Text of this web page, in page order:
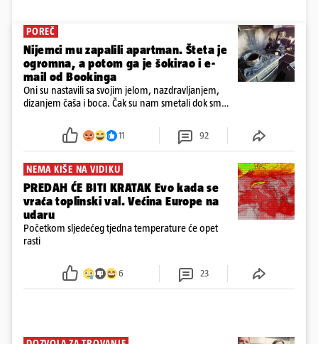
POREČ
Nijemci mu zapalili apartman. Šteta je
ogromna, a potom ga je šokirao i e-
mail od Bookinga
Oni su nastavili sa svojim jelom, nazdravljanjem,
dizanjem čaša i boca. Čak su nam smetali dok smo
požar, rekao je vlasnik
11 92
NEMA KIŠE NA VIDIKU
PREDAH ĆE BITI KRATAK Evo kada se
vraća toplinski val. Većina Europe na
udaru
Početkom sljedećeg tjedna temperature će opet
rasti
6 23